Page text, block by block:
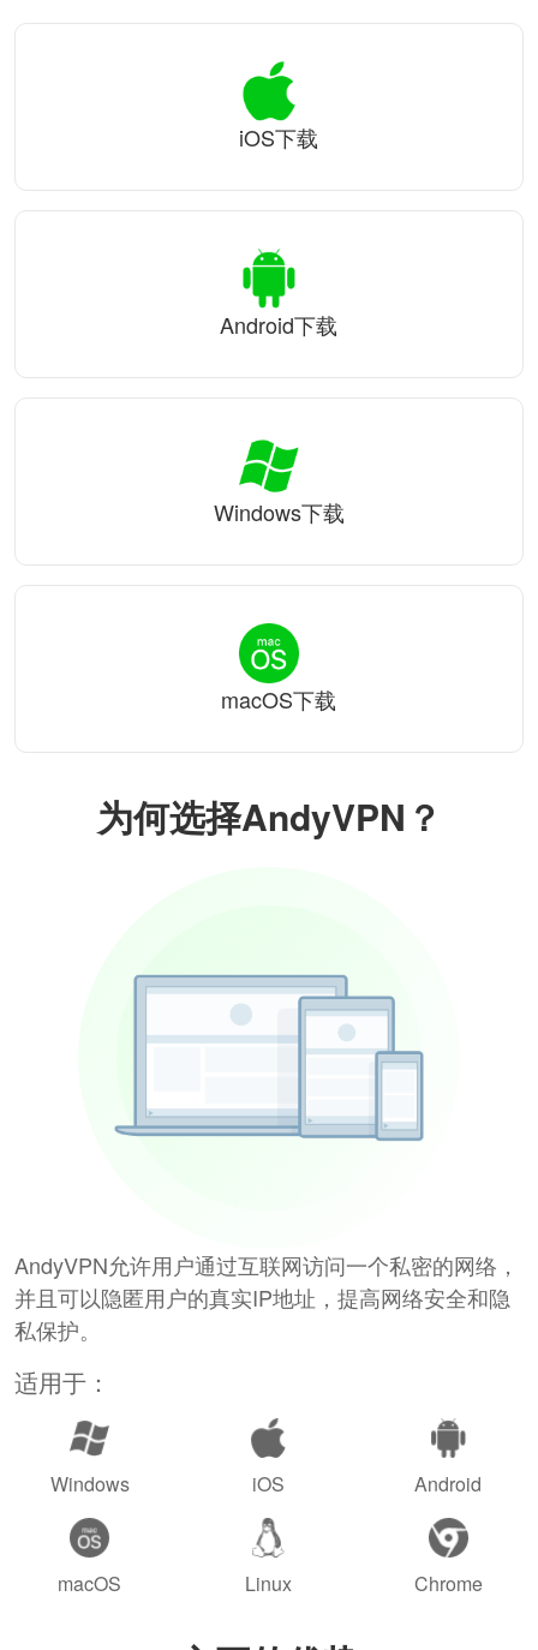
为何选择AndyVPN？
AndyVPN允许用户通过互联网访问一个私密的网络，
并且可以隐匿用户的真实IP地址，提高网络安全和隐
私保护。
适用于：
Windows iOS Android
macOS Linux Chrome
iOS下载
Android下载
Windows下载
macOS下载